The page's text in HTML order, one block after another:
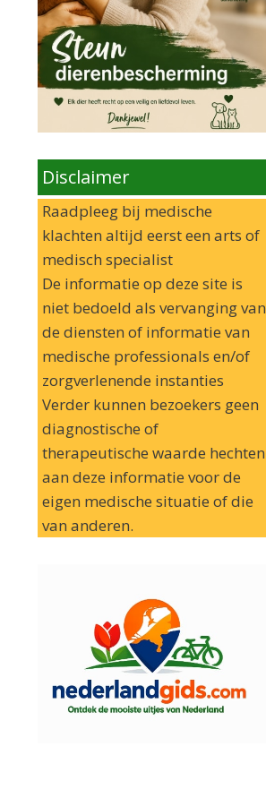
Disclaimer
Raadpleeg bij medische
klachten altijd eerst een arts of
medisch specialist
De informatie op deze site is
niet bedoeld als vervanging van
de diensten of informatie van
medische professionals en/of
zorgverlenende instanties
Verder kunnen bezoekers geen
diagnostische of
therapeutische waarde hechten
aan deze informatie voor de
eigen medische situatie of die
van anderen.